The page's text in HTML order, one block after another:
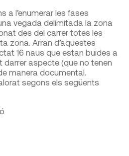
a l’enumerar les fases
vegada delimitada la zona
des del carrer totes les
zona. Arran d’aquestes
16 naus que estan buides a
darrer aspecte (que no tenen
manera documental.
segons els següents